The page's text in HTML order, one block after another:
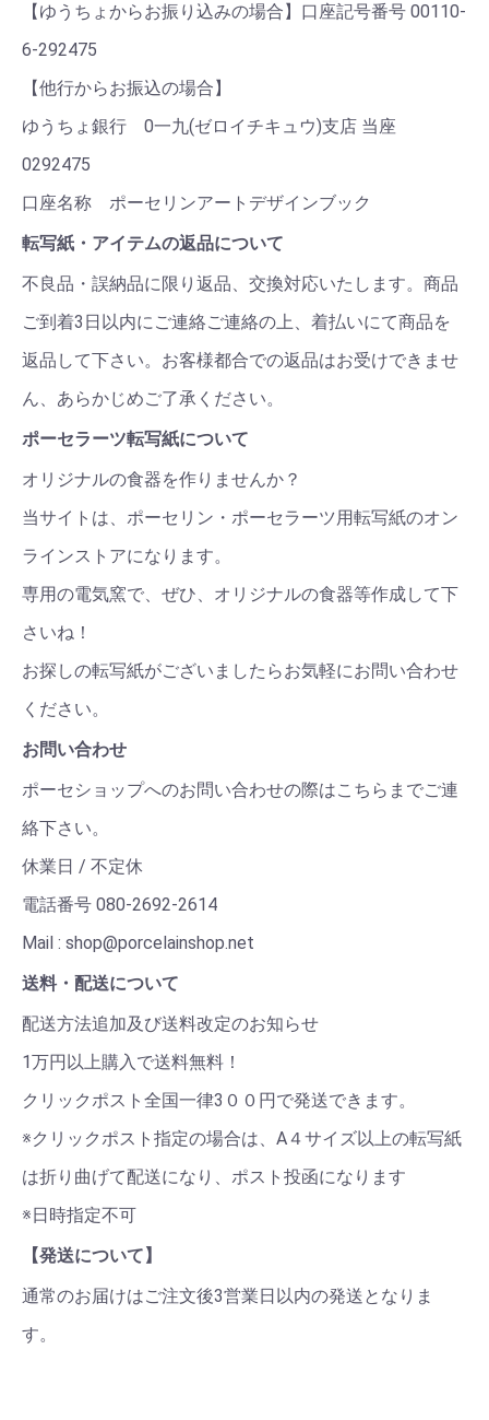
【ゆうちょからお振り込みの場合】口座記号番号 00110-
6-292475
【他行からお振込の場合】
ゆうちょ銀行 0一九(ゼロイチキュウ)支店 当座
0292475
口座名称 ポーセリンアートデザインブック
転写紙・アイテムの返品について
不良品・誤納品に限り返品、交換対応いたします。商品
ご到着3日以内にご連絡ご連絡の上、着払いにて商品を
返品して下さい。お客様都合での返品はお受けできませ
ん、あらかじめご了承ください。
ポーセラーツ転写紙について
オリジナルの食器を作りませんか？
当サイトは、ポーセリン・ポーセラーツ用転写紙のオン
ラインストアになります。
専用の電気窯で、ぜひ、オリジナルの食器等作成して下
さいね！
お探しの転写紙がございましたらお気軽にお問い合わせ
ください。
お問い合わせ
ポーセショップへのお問い合わせの際はこちらまでご連
絡下さい。
休業日 / 不定休
電話番号 080-2692-2614
Mail : shop@porcelainshop.net
送料・配送について
配送方法追加及び送料改定のお知らせ
1万円以上購入で送料無料！
クリックポスト全国一律3００円で発送できます。
※クリックポスト指定の場合は、A４サイズ以上の転写紙
は折り曲げて配送になり、ポスト投函になります
※日時指定不可
【発送について】
通常のお届けはご注文後3営業日以内の発送となりま
す。